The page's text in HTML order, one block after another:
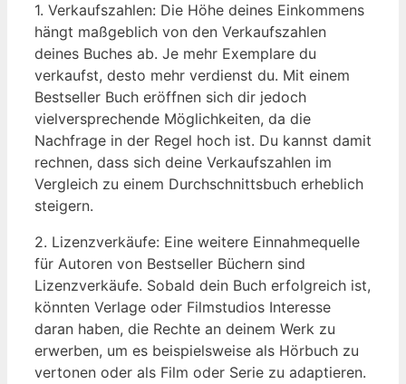
1. Verkaufszahlen: Die Höhe deines Einkommens
hängt maßgeblich von den Verkaufszahlen
deines Buches ab. Je mehr Exemplare du
verkaufst, desto mehr verdienst du. Mit einem
Bestseller Buch eröffnen sich dir jedoch
vielversprechende Möglichkeiten, da die
Nachfrage in der Regel hoch ist. Du kannst damit
rechnen, dass sich deine Verkaufszahlen im
Vergleich zu einem Durchschnittsbuch erheblich
steigern.
2. Lizenzverkäufe: Eine weitere Einnahmequelle
für Autoren von Bestseller Büchern sind
Lizenzverkäufe. Sobald dein Buch erfolgreich ist,
könnten Verlage oder Filmstudios Interesse
daran haben, die Rechte an deinem Werk zu
erwerben, um es beispielsweise als Hörbuch zu
vertonen oder als Film oder Serie zu adaptieren.